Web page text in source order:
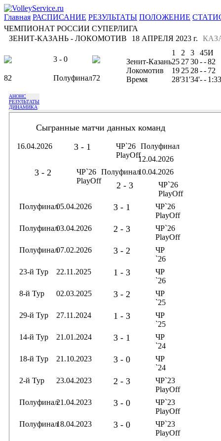
Главная РАСПИСАНИЕ РЕЗУЛЬТАТЫ ПОЛОЖЕНИЕ
ЧЕМПИОНАТ РОССИИ СУПЕРЛИГА
ЗЕНИТ-КАЗАНЬ - ЛОКОМОТИВ
18 АПРЕЛЯ 2023 г.
3 - 0
82 Полуфинал72
1 2 3 45И
Зенит-Казань25 2730--82
Локомотив
19 25 28-- 72
Время
28'31'34'-- 1:33
АНОНС
РЕЗУЛЬТАТЫ
ДИНАМИКА
Сыгранные матчи данных команд
16.04.2026 3 - 1
ЧР`26
PlayOff
Полуфинал
12.04.2026
3 - 2
ЧР`26
PlayOff
Полуфинал10.04.2026
2 - 3
ЧР`26
PlayOff
Полуфинал05.04.2026 3 - 1
ЧР`26
PlayOff
Полуфинал03.04.2026 2 - 3
ЧР`26
PlayOff
Полуфинал07.02.2026 3 - 2
ЧР
`26
23-й Тур
22.11.2025 1 - 3
ЧР
`26
8-й Тур
02.03.2025 3 - 2
ЧР
`25
29-й Тур
27.11.2024 1 - 3
ЧР
`25
14-й Тур
21.01.2024 3 - 1
ЧР
`24
18-й Тур
21.10.2023 3 - 0
ЧР
`24
2-й Тур
23.04.2023 2 - 3
ЧР`23
PlayOff
Полуфинал21.04.2023 3 - 0
ЧР`23
PlayOff
Полуфинал18.04.2023 3 - 0
ЧР`23
PlayOff